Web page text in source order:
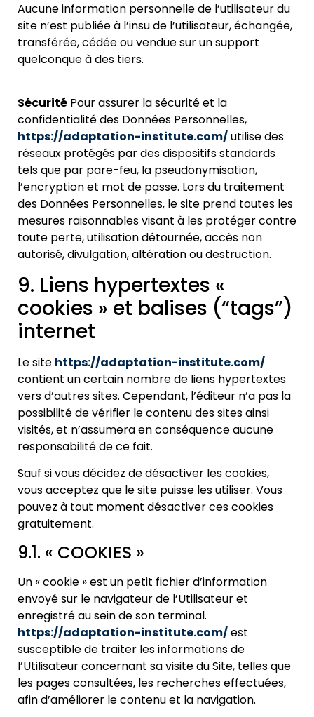
Aucune information personnelle de l’utilisateur du
site n’est publiée à l’insu de l’utilisateur, échangée,
transférée, cédée ou vendue sur un support
quelconque à des tiers.
Sécurité Pour assurer la sécurité et la
confidentialité des Données Personnelles,
https://adaptation-institute.com/utilise des
réseaux protégés par des dispositifs standards
tels que par pare-feu, la pseudonymisation,
l’encryption et mot de passe. Lors du traitement
des Données Personnelles, le site prend toutes les
mesures raisonnables visant à les protéger contre
toute perte, utilisation détournée, accès non
autorisé, divulgation, altération ou destruction.
9. Liens hypertextes «
cookies » et balises (“tags”)
internet
Le site https://adaptation-institute.com/
contient un certain nombre de liens hypertextes
vers d’autres sites. Cependant, l’éditeur n’a pas la
possibilité de vérifier le contenu des sites ainsi
visités, et n’assumera en conséquence aucune
responsabilité de ce fait.
Sauf si vous décidez de désactiver les cookies,
vous acceptez que le site puisse les utiliser. Vous
pouvez à tout moment désactiver ces cookies
gratuitement.
9.1. « COOKIES »
Un « cookie » est un petit fichier d’information
envoyé sur le navigateur de l’Utilisateur et
enregistré au sein de son terminal.
https://adaptation-institute.com/est
susceptible de traiter les informations de
l’Utilisateur concernant sa visite du Site, telles que
les pages consultées, les recherches effectuées,
afin d’améliorer le contenu et la navigation.